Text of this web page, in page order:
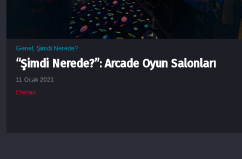
Genel, Şimdi Nerede?
“Şimdi Nerede?”: Arcade Oyun Salonları
11 Ocak 2021
Efehan